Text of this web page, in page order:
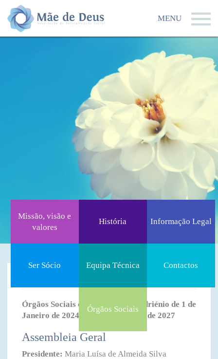
MENU
Missão, visão e
valores
História Informação Legal
Ser Sócio Equipa Técnica Contactos
Órgãos Sociais
Órgãos Sociais
Órgãos Sociais eleitos para o Quadriénio de 1 de
Janeiro de 2024 a 31 de Dezembro de 2027
Assembleia Geral
Presidente: Maria Luísa de Almeida Silva